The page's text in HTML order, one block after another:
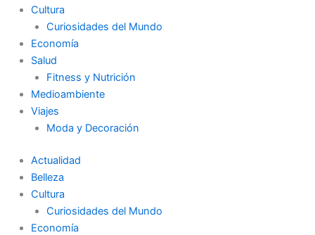
Cultura
Curiosidades del Mundo
Economía
Salud
Fitness y Nutrición
Medioambiente
Viajes
Moda y Decoración
Actualidad
Belleza
Cultura
Curiosidades del Mundo
Economía